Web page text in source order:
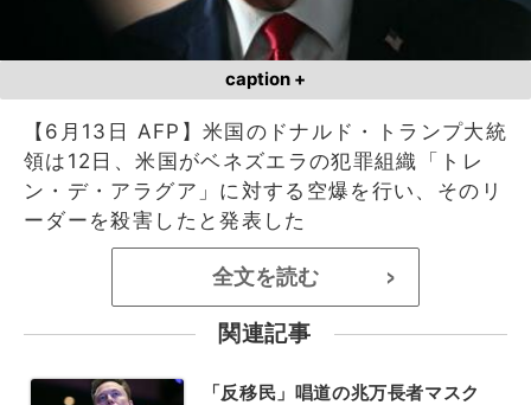
caption +
【6月13日 AFP】米国のドナルド・トランプ大統
領は12日、米国がベネズエラの犯罪組織「トレ
ン・デ・アラグア」に対する空爆を行い、そのリ
ーダーを殺害したと発表した
全文を読む >
関連記事
「反移民」唱道の兆万長者マスク